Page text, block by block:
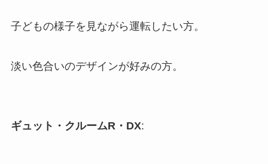
子どもの様子を見ながら運転したい方。
淡い色合いのデザインが好みの方。
ギュット・クルームR・DX: